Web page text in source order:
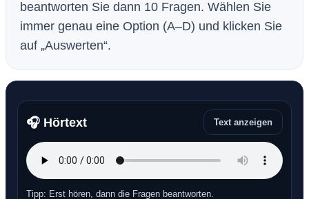
beantworten Sie dann 10 Fragen. Wählen Sie
immer genau eine Option (A–D) und klicken Sie
auf „Auswerten“.
🎧 Hörtext Text anzeigen
Tipp: Erst hören, dann die Fragen beantworten.